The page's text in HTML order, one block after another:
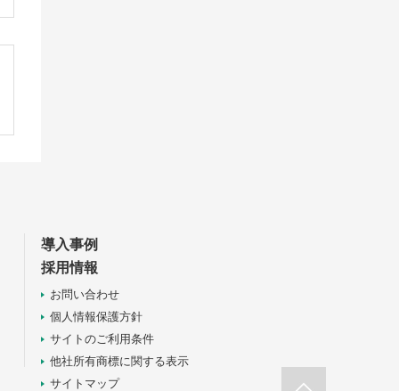
導入事例
採用情報
お問い合わせ
個人情報保護方針
サイトのご利用条件
他社所有商標に関する表示
サイトマップ